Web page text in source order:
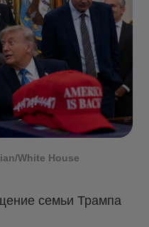
White House
семьи Трампа